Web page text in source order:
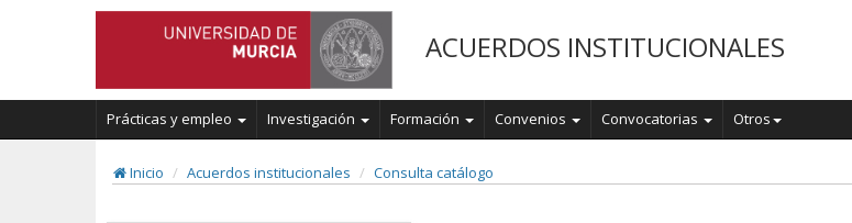
ACUERDOS INSTITUCIONALES
Prácticas y empleo Investigación Formación Convenios Convocatorias Otros
Inicio Acuerdos institucionales Consulta catálogo